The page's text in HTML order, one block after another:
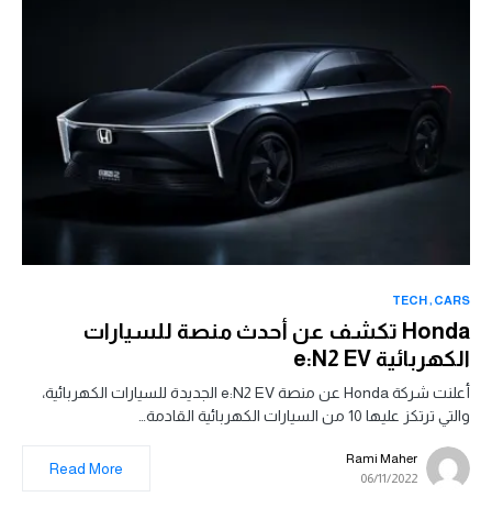
CARS
TECH
Honda تكشف عن أحدث منصة للسيارات
الكهربائية e:N2 EV
أعلنت شركة Honda عن منصة e:N2 EV الجديدة للسيارات الكهربائية،
والتي ترتكز عليها 10 من السيارات الكهربائية القادمة…
Rami Maher
06/11/2022
Read More